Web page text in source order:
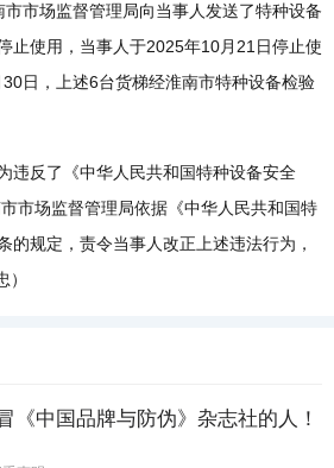
市场监督管理局向当事人发送了特种设备
止使用，当事人于2025年10月21日停止使
日，上述6台货梯经淮南市特种设备检验
反了《中华人民共和国特种设备安全
市场监督管理局依据《中华人民共和国特
的规定，责令当事人改正上述违法行为，
《中国品牌与防伪》杂志社的人！